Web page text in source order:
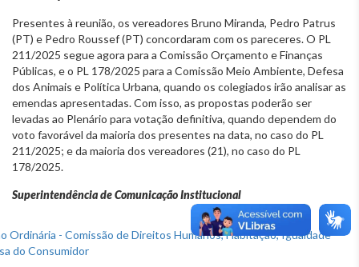
Presentes à reunião, os vereadores Bruno Miranda, Pedro Patrus
(PT) e Pedro Roussef (PT) concordaram com os pareceres. O PL
211/2025 segue agora para a Comissão Orçamento e Finanças
Públicas, e o PL 178/2025 para a Comissão Meio Ambiente, Defesa
dos Animais e Política Urbana, quando os colegiados irão analisar as
emendas apresentadas. Com isso, as propostas poderão ser
levadas ao Plenário para votação definitiva, quando dependem do
voto favorável da maioria dos presentes na data, no caso do PL
211/2025; e da maioria dos vereadores (21), no caso do PL
178/2025.
Superintendência de Comunicação Institucional